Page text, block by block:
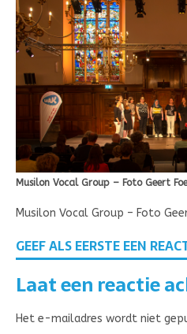
Musilon Vocal Group – Foto Geert
Musilon Vocal Group – Foto
GEEF ALS EERSTE EEN
Laat een reactie
Het e-mailadres wordt niet